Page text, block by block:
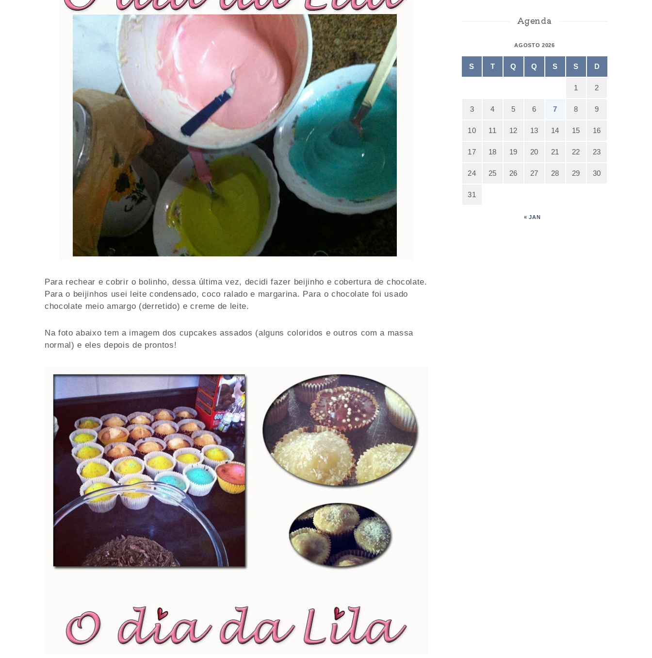
Para rechear e cobrir o bolinho, dessa última vez, decidi fazer beijinho e cobertura de chocolate.
Para o beijinhos usei leite condensado, coco ralado e margarina. Para o chocolate foi usado
chocolate meio amargo (derretido) e creme de leite.
Na foto abaixo tem a imagem dos cupcakes assados (alguns coloridos e outros com a massa
normal) e eles depois de prontos!
Agenda
AGOSTO 2026
S T Q Q S S D
1 2
3 4 5 6 7 8 9
10 11 12 13 14 15 16
17 18 19 20 21 22 23
24 25 26 27 28 29 30
31
« JAN